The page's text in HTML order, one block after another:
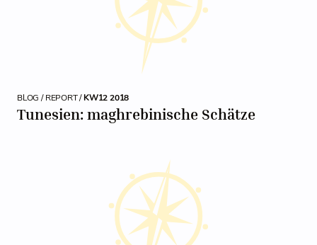
BLOG / REPORT /KW12 2018
Tunesien: maghrebinische Schätze